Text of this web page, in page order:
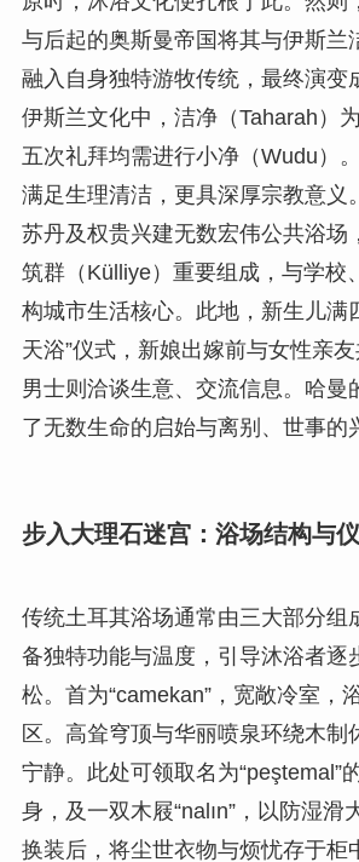
与后起的奥斯曼帝国将其与伊斯兰
融入自身独特游牧传统，最终演变
伊斯兰文化中，洁净（Taharah）
五次礼拜均需进行小净（Wudu）
满足生理清洁，更具深厚宗教意义
苏丹及权贵兴建无数宏伟公共浴场
筑群（Külliye）重要组成，与学校
构城市生活核心。此地，新生儿满
天浴”仪式，新娘出嫁前与女性亲友
男士则洽谈生意、交流信息。哈曼
了无数生命的启始与离别、世事的
步入大理石迷宫：浴场结构与
传统土耳其浴场通常由三大部分组
备独特功能与温度，引导沐浴者逐
松。首为“camekan”，宽敞冷室，
区。高耸穹顶与华丽喷泉环绕木制
宁静。此处可领取名为“peştemal”
身，及一双木屐“nalın”，以防湿滑
换装后，将尘世衣物与烦忧存于柜